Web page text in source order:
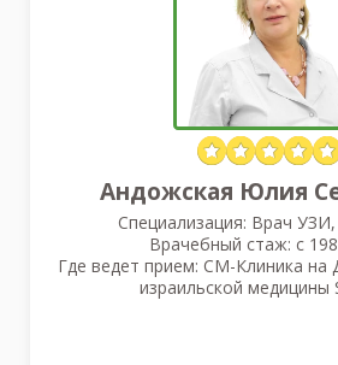
Андожская Юлия
Специализация: Врач
Врачебный стаж: с
Где ведет прием: СМ-Клиника на
израильской медицины